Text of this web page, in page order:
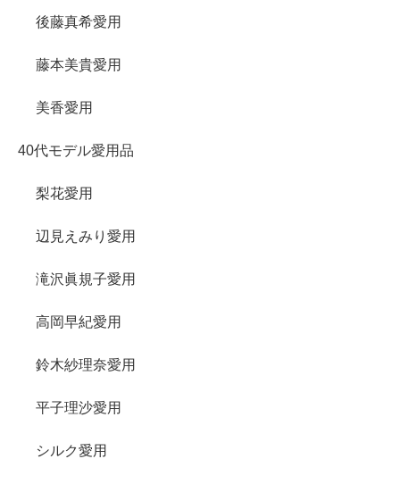
後藤真希愛用
藤本美貴愛用
美香愛用
40代モデル愛用品
梨花愛用
辺見えみり愛用
滝沢眞規子愛用
高岡早紀愛用
鈴木紗理奈愛用
平子理沙愛用
シルク愛用